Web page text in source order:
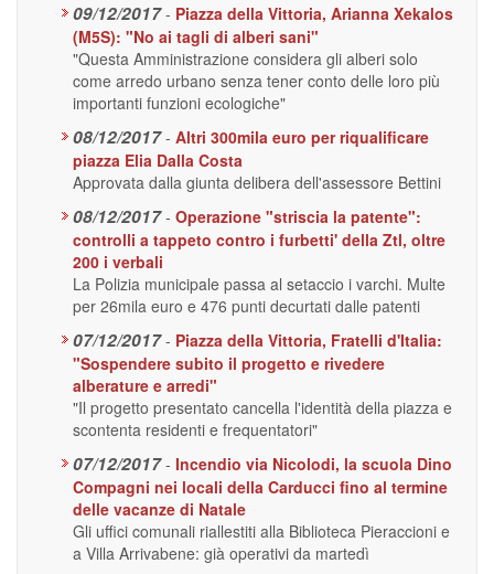
09/12/2017 - Piazza della Vittoria, Arianna Xekalos
(M5S): "No ai tagli di alberi sani"
"Questa Amministrazione considera gli alberi solo
come arredo urbano senza tener conto delle loro più
importanti funzioni ecologiche"
08/12/2017 - Altri 300mila euro per riqualificare
piazza Elia Dalla Costa
Approvata dalla giunta delibera dell'assessore Bettini
08/12/2017 - Operazione "striscia la patente":
controlli a tappeto contro i furbetti' della Ztl, oltre
200 i verbali
La Polizia municipale passa al setaccio i varchi. Multe
per 26mila euro e 476 punti decurtati dalle patenti
07/12/2017 - Piazza della Vittoria, Fratelli d'Italia:
"Sospendere subito il progetto e rivedere
alberature e arredi"
"Il progetto presentato cancella l'identità della piazza e
scontenta residenti e frequentatori"
07/12/2017 - Incendio via Nicolodi, la scuola Dino
Compagni nei locali della Carducci fino al termine
delle vacanze di Natale
Gli uffici comunali riallestiti alla Biblioteca Pieraccioni e
a Villa Arrivabene: già operativi da martedì